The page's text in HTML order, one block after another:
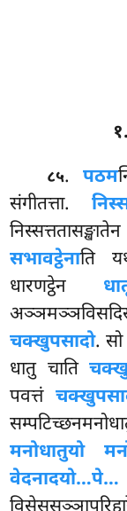
८५.पठम
संगीतत्ता.
सभावट्ठेनाति
धारणट्ठेन
चक्खुपसादो.
धातु चाति
पवत्तं
मनोधातुयो